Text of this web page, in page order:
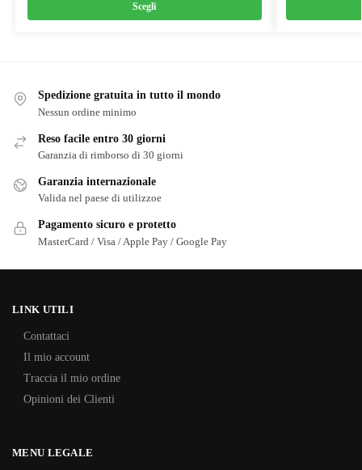
Scegli
Spedizione gratuita in tutto il mondo
Nessun ordine minimo
Reso facile entro 30 giorni
Garanzia di rimborso di 30 giorni
Garanzia internazionale
Valida nel paese di utilizzoe
Pagamento sicuro e protetto
MasterCard / Visa / Apple Pay / Google Pay
LINK UTILI
Contattaci
Il mio account
Traccia il mio ordine
Opinioni dei Clienti
MENU LEGALE